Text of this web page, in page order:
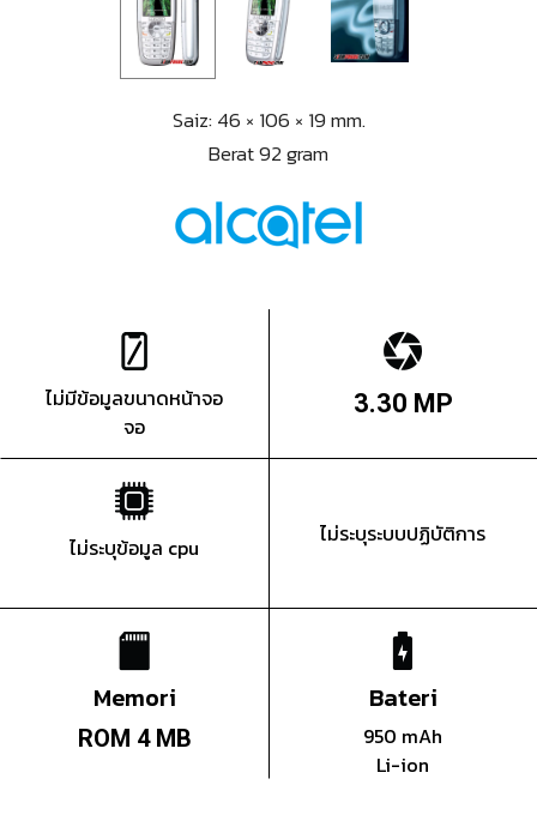
Saiz: 46 × 106 × 19 mm.
Berat 92 gram
ไม่มีข้อมูลขนาดหน้าจอ
จอ
3.30 MP
ไม่ระบุข้อมูล cpu ไม่ระบุระบบปฏิบัติการ
Memori
ROM 4 MB
Bateri
950 mAh
Li-ion